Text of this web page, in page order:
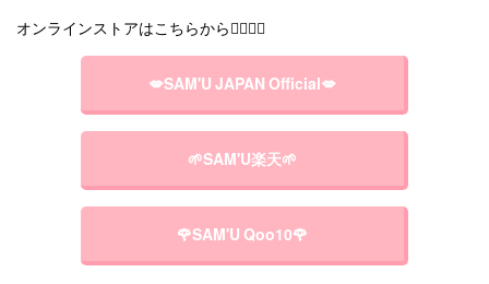
オンラインストアはこちらから💁🏻‍♀️✨
💋SAM'U JAPAN Official💋
🌱SAM'U楽天🌱
🌹SAM'U Qoo10🌹